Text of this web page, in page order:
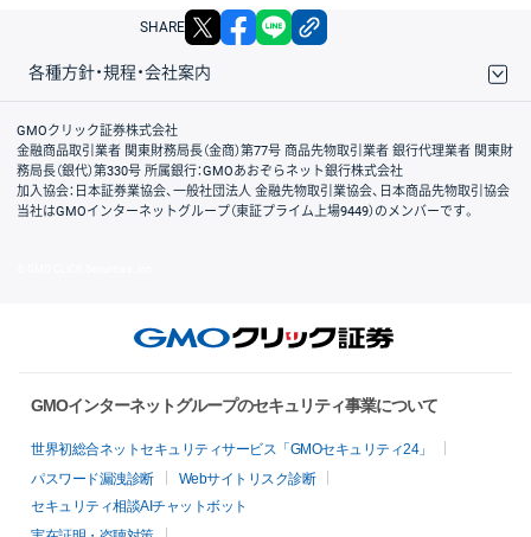
SHARE X facebook
各種方針・規程・会社案内
取引規程・約款
サイトマップ
その他のご案内
個人情報保護方針
最良執行方針
サイトのご利用について
ディスクレイマー
信託保全
リスク説明
会社案内
GMOクリック証券株式会社
金融商品取引業者 関東財務局長（金商）第77号 商品先物取引業者 銀行代理業者 関東財
務局長（銀代）第330号 所属銀行：GMOあおぞらネット銀行株式会社
加入協会：日本証券業協会、一般社団法人 金融先物取引業協会、日本商品先物取引協会
当社はGMOインターネットグループ（東証プライム上場9449）のメンバーです。
GMOインターネットグループのセキュリティ事業について
世界初総合ネットセキュリティサービス「GMOセキュリティ24」
パスワード漏洩診断
Webサイトリスク診断
セキュリティ相談AIチャットボット